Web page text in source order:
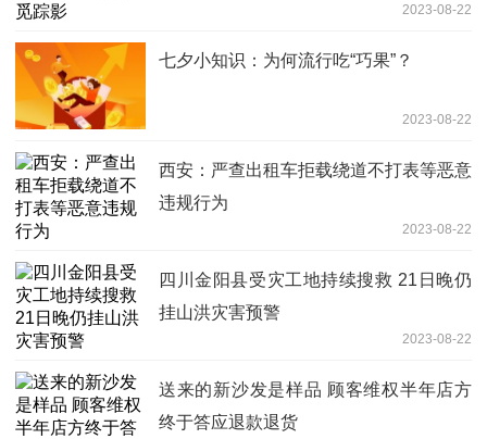
2023-08-22
七夕小知识：为何流行吃“巧果”？
2023-08-22
西安：严查出租车拒载绕道不打表等恶意
违规行为
2023-08-22
四川金阳县受灾工地持续搜救 21日晚仍
挂山洪灾害预警
2023-08-22
送来的新沙发是样品 顾客维权半年店方
终于答应退款退货